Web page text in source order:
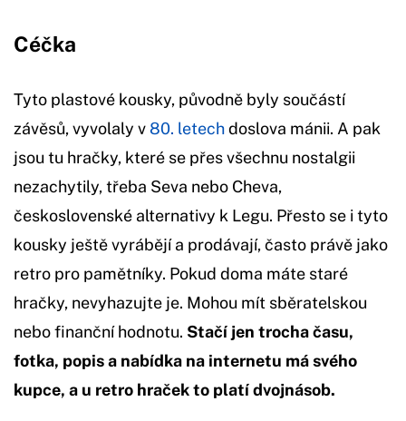
Céčka
Tyto plastové kousky, původně byly součástí
závěsů, vyvolaly v80. letechdoslova mánii. A pak
jsou tu hračky, které se přes všechnu nostalgii
nezachytily, třeba Seva nebo Cheva,
československé alternativy k Legu. Přesto se i tyto
kousky ještě vyrábějí a prodávají, často právě jako
retro pro pamětníky. Pokud doma máte staré
hračky, nevyhazujte je. Mohou mít sběratelskou
nebo finanční hodnotu. Stačí jen trocha času,
fotka, popis a nabídka na internetu má svého
kupce, a u retro hraček to platí dvojnásob.